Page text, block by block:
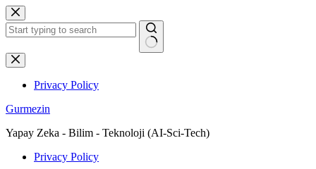
Skip
to
content
No
results
Privacy Policy
Gurmezin
Yapay Zeka - Bilim - Teknoloji (AI-Sci-Tech)
Privacy Policy